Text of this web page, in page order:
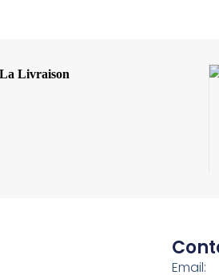
Livraison
Email: